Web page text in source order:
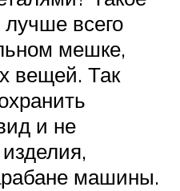
всего
мешке,
вещей. Так
и не
машины.